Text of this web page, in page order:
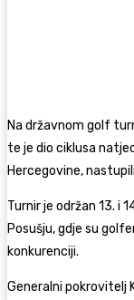
Na državnom golf
te je dio ciklusa
Hercegovine,
Turnir je održan 13. i
Posušju, gdje su
konkurenciji.
Generalni pokrovitelj